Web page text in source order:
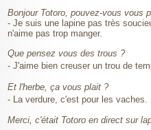
Bonjour Totoro, pouvez-vous vous
- Je suis une lapine pas très
n'aime pas trop manger.
Que pensez vous des trous ?
- J'aime bien creuser un trou de
Et l'herbe, ça vous plait ?
- La verdure, c'est pour les vaches.
Merci, c'était Totoro en direct sur